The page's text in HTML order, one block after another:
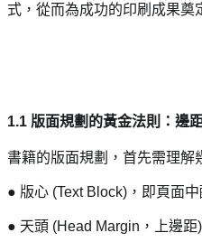
式，從而為成功的印刷成果奠
1.1 版面規劃的黃金法則：邊
書籍的版面規劃，首先需理解
● 版心 (Text Block)，即頁面
● 天頭 (Head Margin，上邊